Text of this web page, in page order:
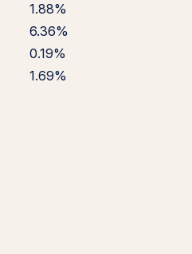
1.88%
6.36%
0.19%
1.69%